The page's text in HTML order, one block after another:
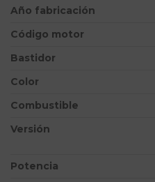
Año fabricación
Código motor
Bastidor
Color
Combustible
Versión
Potencia